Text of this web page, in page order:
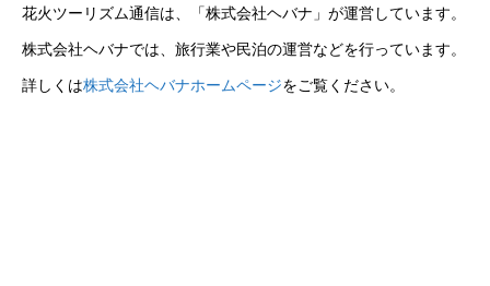
花火ツーリズム通信は、「株式会社ヘバナ」が運営しています。
株式会社ヘバナでは、旅行業や民泊の運営などを行っています。
詳しくは株式会社ヘバナホームページをご覧ください。